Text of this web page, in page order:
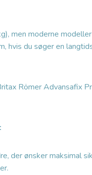
men moderne
hvis du søger en
Römer Advansafix
der ønsker maksimal